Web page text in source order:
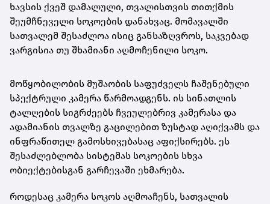
ხავსის ქვეშ დამალული, თვალისთვის თითქმის
შეუმჩნეველი სოკოების დანახვაც. მომავალში
სათვალემ შესაძლოა ისიც განსაზღვროს, საკვებად
ვარგისია თუ შხამიანი აღმოჩენილი სოკო.
მოწყობილობის მუშაობის საფუძველს ჩაშენებული
სპექტრული კამერა წარმოადგენს. ის სინათლის
ტალღების სიგრძეებს ჩვეულებრივ კამერასა და
ადამიანის თვალზე გაცილებით ზუსტად აღიქვამს და
ინფრაწითელ გამოსხივებასაც აფიქსირებს. ეს
შესაძლებლობა სისტემას სოკოების სხვა
ობიექტებისგან გარჩევაში ეხმარება.
როდესაც კამერა სოკოს აღმოაჩენს, სათვალის